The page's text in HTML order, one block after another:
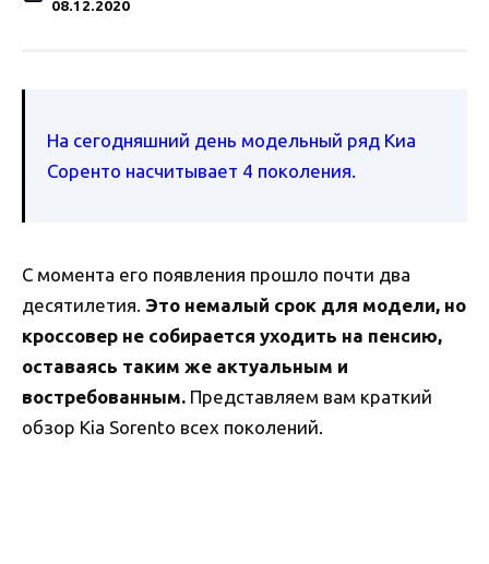
08.12.2020
На сегодняшний день модельный ряд Киа
Соренто насчитывает 4 поколения.
С момента его появления прошло почти два
десятилетия. Это немалый срок для модели, но
кроссовер не собирается уходить на пенсию,
оставаясь таким же актуальным и
востребованным. Представляем вам краткий
обзор Kia Sorento всех поколений.